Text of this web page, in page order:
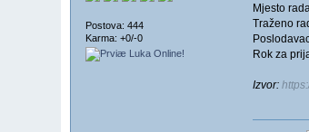
Postova: 444
Karma: +0/-0
Mjesto
Traženo
Rok za
Izvor: